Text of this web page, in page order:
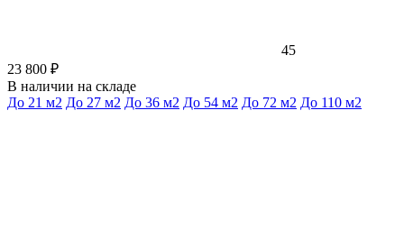
45
23 800 ₽
В наличии на складе
До 21 м2 До 27 м2 До 36 м2 До 54 м2 До 72 м2 До 110 м2